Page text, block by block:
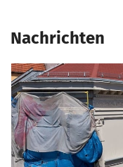
Nachrichten